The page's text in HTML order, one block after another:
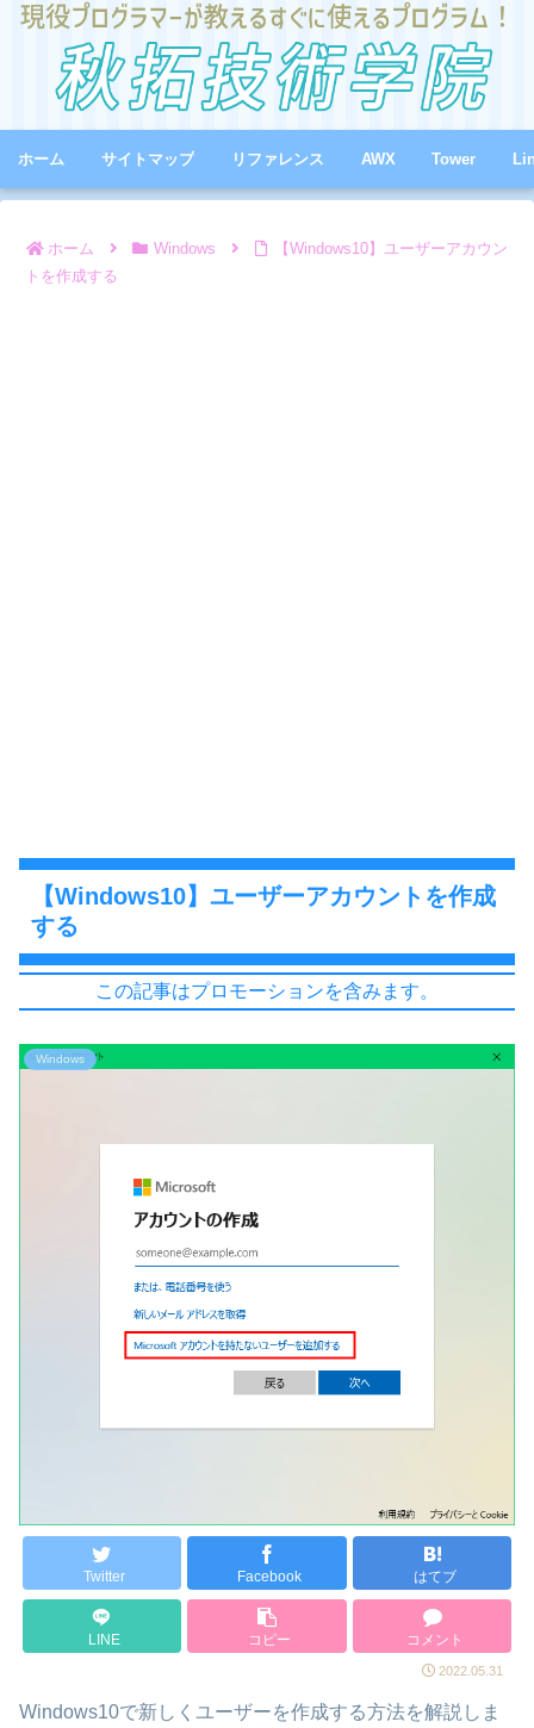
ホーム サイトマップ リファレンス AWX Tower
ホーム Windows
【Windows10】ユーザーアカウン
トを作成する
【Windows10】ユーザーアカウントを作成
する
この記事はプロモーションを含みます。
Windows
Twitter Facebook はてブ
LINE コピー コメント
2022.05.31
Windows10で新しくユーザーを作成する方法を解説しま